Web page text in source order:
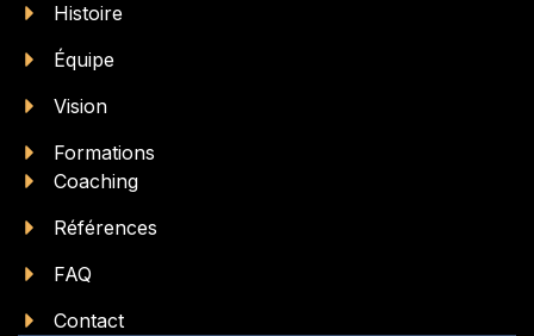
Histoire
Équipe
Vision
Formations
Coaching
Références
FAQ
Contact